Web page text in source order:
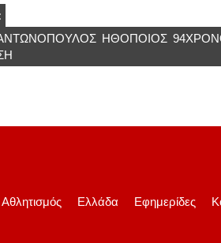
ΗΘΟΠΟΙΌΣ
Αθλητισμός Ελλάδα Εφημερίδες